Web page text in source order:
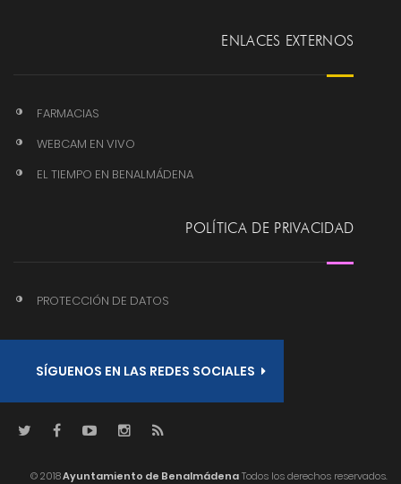
ENLACES EXTERNOS
FARMACIAS
WEBCAM EN VIVO
EL TIEMPO EN BENALMÁDENA
POLÍTICA DE PRIVACIDAD
PROTECCIÓN DE DATOS
SÍGUENOS EN LAS REDES SOCIALES
© 2018Ayuntamiento de BenalmádenaTodos los derechos reservados.